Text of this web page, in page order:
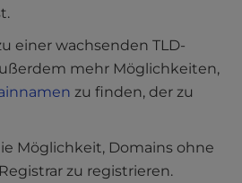
einer wachsenden TLD-
mehr Möglichkeiten,
zu finden, der zu
Möglichkeit, Domains ohne
zu registrieren.